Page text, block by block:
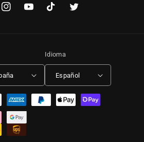
InstagramYouTubeTikTok Twitter
Idioma
Español